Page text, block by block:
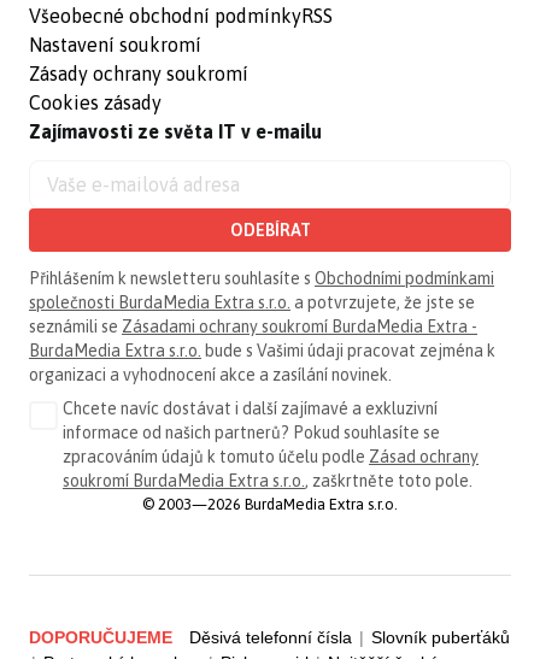
Všeobecné obchodní podmínky
Nastavení soukromí
Zásady ochrany soukromí
Cookies zásady
RSS
Zajímavosti ze světa IT v e-mailu
ODEBÍRAT
Přihlášením k newsletteru souhlasíte s Obchodními podmínkami
společnosti BurdaMedia Extra s.r.o. a potvrzujete, že jste se
seznámili se Zásadami ochrany soukromí BurdaMedia Extra -
BurdaMedia Extra s.r.o. bude s Vašimi údaji pracovat zejména k
organizaci a vyhodnocení akce a zasílání novinek.
Chcete navíc dostávat i další zajímavé a exkluzivní
informace od našich partnerů? Pokud souhlasíte se
zpracováním údajů k tomuto účelu podle Zásad ochrany
soukromí BurdaMedia Extra s.r.o., zaškrtněte toto pole.
© 2003—2026 BurdaMedia Extra s.r.o.
DOPORUČUJEME Děsivá telefonní čísla | Slovník puberťáků